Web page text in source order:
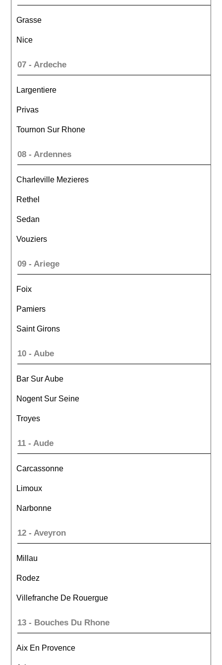
Grasse
Nice
07 - Ardeche
Largentiere
Privas
Tournon Sur Rhone
08 - Ardennes
Charleville Mezieres
Rethel
Sedan
Vouziers
09 - Ariege
Foix
Pamiers
Saint Girons
10 - Aube
Bar Sur Aube
Nogent Sur Seine
Troyes
11 - Aude
Carcassonne
Limoux
Narbonne
12 - Aveyron
Millau
Rodez
Villefranche De Rouergue
13 - Bouches Du Rhone
Aix En Provence